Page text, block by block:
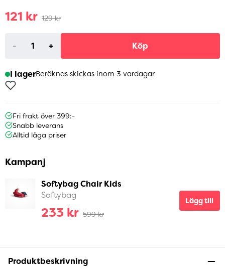
121 kr 129 kr
- + Köp
I lagerBeräknas skickas inom 3 vardagar
Fri frakt över 399:-
Snabb leverans
Alltid låga priser
Kampanj
Softybag Chair Kids
Softybag
233 kr 599 kr
Lägg till
Produktbeskrivning